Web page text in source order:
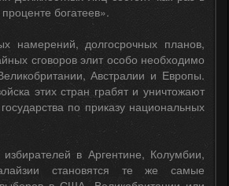
богатеев».
намерений, долгосрочных планов,
сговоров элит особо необходимо
Австралии и Европы.
этих стран грабят и уничтожают
по приказу национальных
в Аргентине, Колумбии,
становятся те же самые